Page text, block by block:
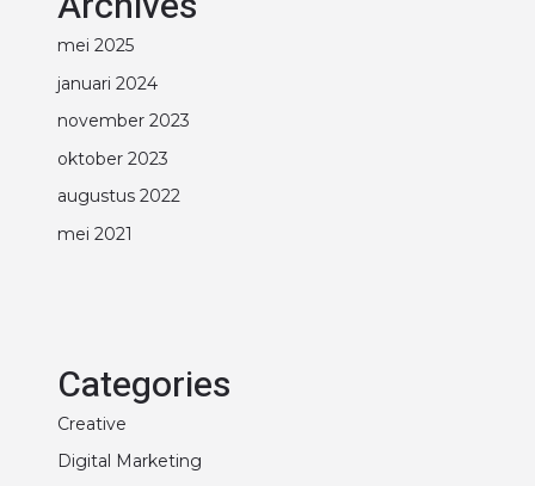
mei 2025
januari 2024
november 2023
oktober 2023
augustus 2022
mei 2021
Categories
Creative
Digital Marketing